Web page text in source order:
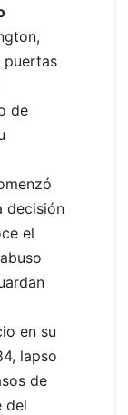
puertas
de
decisión
el
en su
lapso
de
del